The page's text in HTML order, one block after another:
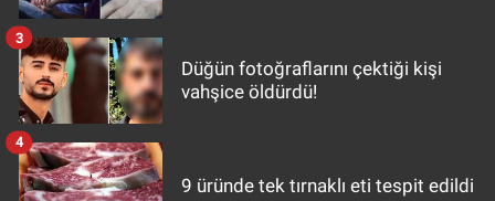
Düğün fotoğraflarını çektiği kişi
vahşice öldürdü!
3
9 üründe tek tırnaklı eti tespit edildi
4